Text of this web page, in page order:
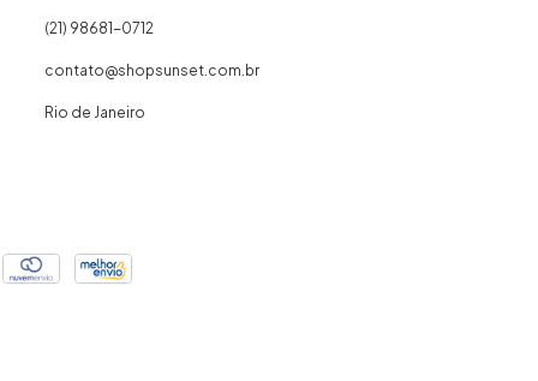
(21) 98681-0712
contato@shopsunset.com.br
Rio de Janeiro